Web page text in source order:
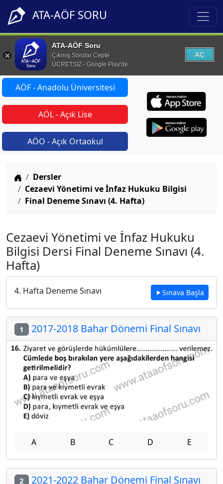
ATA-AÖF SORU
ATA-AÖF Soru
Çıkmış Sorular Cepte
ÜCRETSİZ - Google Play'de
AÇ
AÖF - Anadolu Üniversitesi
AÖL - Açık Lise
AÖO - Açık Ortaokul
Anasayfa
Dersler
Cezaevi Yönetimi ve İnfaz Hukuku Bilgisi
Final Deneme Sınavı (4. Hafta)
Cezaevi Yönetimi ve İnfaz Hukuku
Bilgisi Dersi Final Deneme Sınavı (4.
Hafta)
4. Hafta Deneme Sınavı Sınava Başla
1 2017-2018 Bahar Dönemi Final Sınavı
A B C D E
2 2021-2022 Bahar Dönemi Final Sınavı